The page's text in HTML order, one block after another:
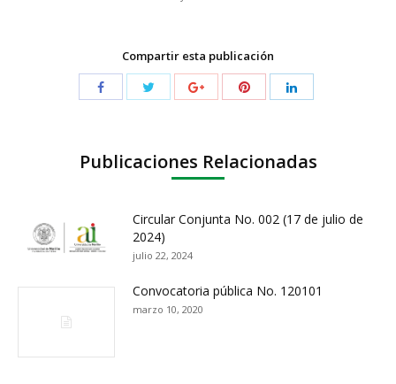
Compartir esta publicación
Publicaciones Relacionadas
Circular Conjunta No. 002 (17 de julio de
2024)
julio 22, 2024
Convocatoria pública No. 120101
marzo 10, 2020